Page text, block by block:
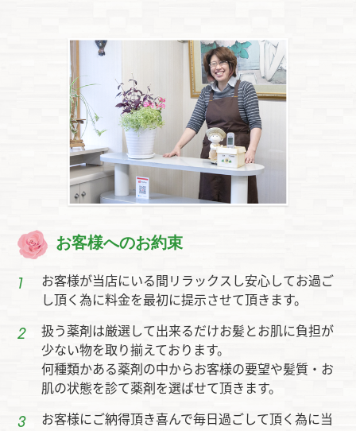
お客様へのお約束
お客様が当店にいる間リラックスし安心してお過ご
し頂く為に料金を最初に提示させて頂きます。
扱う薬剤は厳選して出来るだけお髪とお肌に負担が
少ない物を取り揃えております。
何種類かある薬剤の中からお客様の要望や髪質・お
肌の状態を診て薬剤を選ばせて頂きます。
お客様にご納得頂き喜んで毎日過ごして頂く為に当